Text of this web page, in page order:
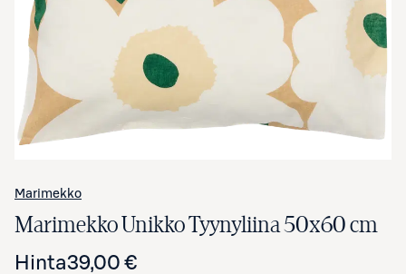
Marimekko
Marimekko Unikko Tyynyliina 50x60 cm
Hinta39,00 €